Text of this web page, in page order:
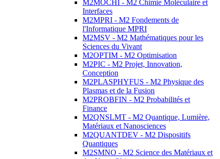
M2MOCHI - M2 Chimie Moléculaire et
Interfaces
M2MPRI - M2 Fondements de
l'Informatique MPRI
M2MSV - M2 Mathématiques pour les
Sciences du Vivant
M2OPTIM - M2 Optimisation
M2PIC - M2 Projet, Innovation,
Conception
M2PLASPHYFUS - M2 Physique des
Plasmas et de la Fusion
M2PROBFIN - M2 Probabilités et
Finance
M2QNSLMT - M2 Quantique, Lumière,
Matériaux et Nanosciences
M2QUANTDEV - M2 Dispositifs
Quantiques
M2SMNO - M2 Science des Matériaux et